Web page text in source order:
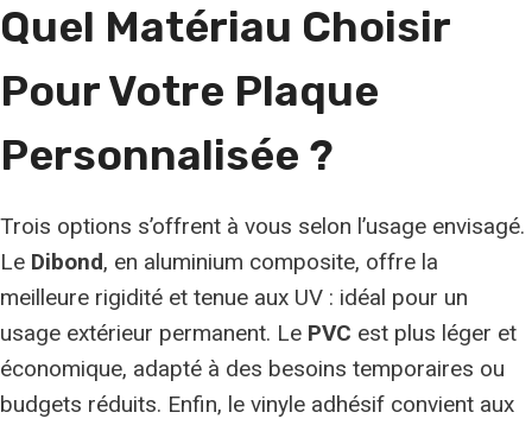
Quel Matériau Choisir
Pour Votre Plaque
Personnalisée ?
Trois options s’offrent à vous selon l’usage envisagé.
Le Dibond, en aluminium composite, offre la
meilleure rigidité et tenue aux UV : idéal pour un
usage extérieur permanent. Le PVC est plus léger et
économique, adapté à des besoins temporaires ou
budgets réduits. Enfin, le vinyle adhésif convient aux